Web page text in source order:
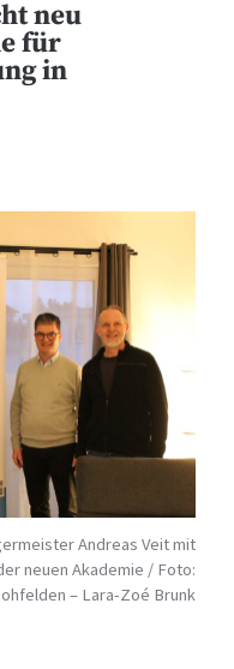
neu
für
in
Andreas Veit mit
neuen Akademie / Foto:
– Lara-Zoé Brunk